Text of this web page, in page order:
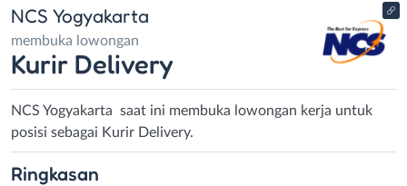
NCS Yogyakarta
membuka lowongan
Kurir Delivery
NCS Yogyakarta saat ini membuka lowongan kerja untuk
posisi sebagai Kurir Delivery.
Ringkasan